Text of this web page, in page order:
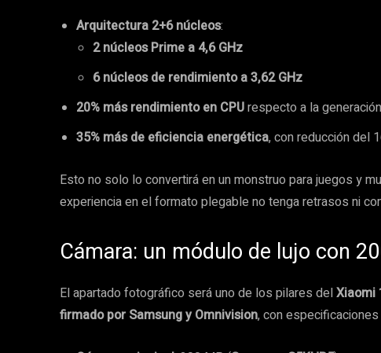
Arquitectura 2+6 núcleos:
2 núcleos Prime a 4,6 GHz
6 núcleos de rendimiento a 3,62 GHz
20% más rendimiento en CPUrespecto a la
35% más de eficiencia energética, con reducción del
Esto no solo lo convertirá en un monstruo para juegos y
experiencia en el formato plegable no tenga retrasos ni
Cámara: un módulo de lujo con
El apartado fotográfico será uno de los pilares delXiaomi
firmado por Samsung y Omnivision, con